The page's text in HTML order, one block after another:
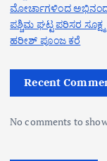
ಮೋರ್ಚಾಗಳಿಂದ
ಪಶ್ಚಿಮ ಘಟ್ಟ ಪರಿಸರ
ಹರೀಶ್ ಪೂಂಜ ಕರೆ
Recent
No comments to